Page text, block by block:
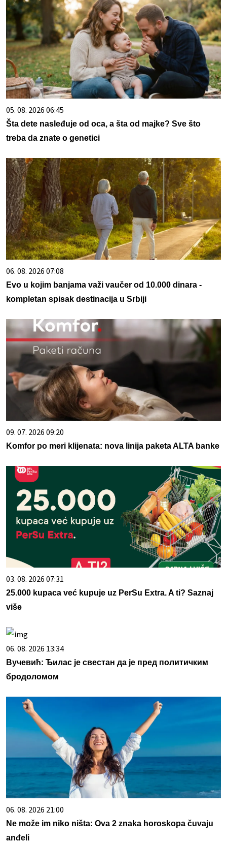
05. 08. 2026 06:45
Šta dete nasleđuje od oca, a šta od majke? Sve što
treba da znate o genetici
06. 08. 2026 07:08
Evo u kojim banjama važi vaučer od 10.000 dinara -
kompletan spisak destinacija u Srbiji
09. 07. 2026 09:20
Komfor po meri klijenata: nova linija paketa ALTA banke
03. 08. 2026 07:31
25.000 kupaca već kupuje uz PerSu Extra. A ti? Saznaj
više
06. 08. 2026 13:34
Вучевић: Ђилас је свестан да је пред политичким
бродоломом
06. 08. 2026 21:00
Ne može im niko ništa: Ova 2 znaka horoskopa čuvaju
anđeli